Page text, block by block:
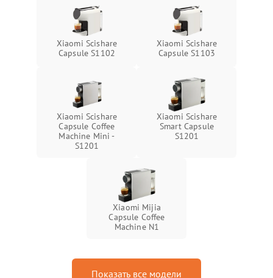
Xiaomi Scishare
Capsule S1102
Xiaomi Scishare
Capsule S1103
Xiaomi Scishare
Capsule Coffee
Machine Mini -
S1201
Xiaomi Scishare
Smart Capsule
S1201
Xiaomi Mijia
Capsule Coffee
Machine N1
Показать все модели